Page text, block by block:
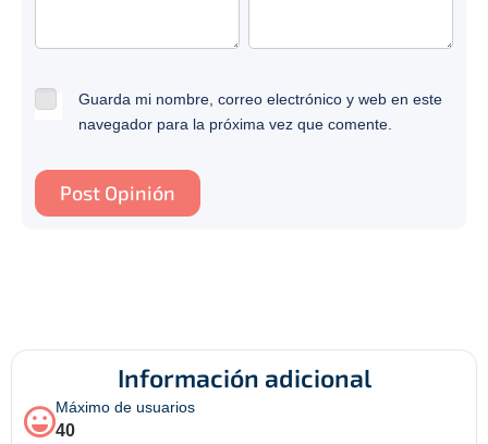
Guarda mi nombre, correo electrónico y web en este
navegador para la próxima vez que comente.
Información adicional
Máximo de usuarios
40